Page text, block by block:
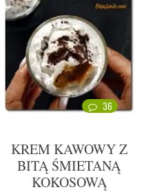
36
KREM KAWOWY Z
BITĄ ŚMIETANĄ
KOKOSOWĄ